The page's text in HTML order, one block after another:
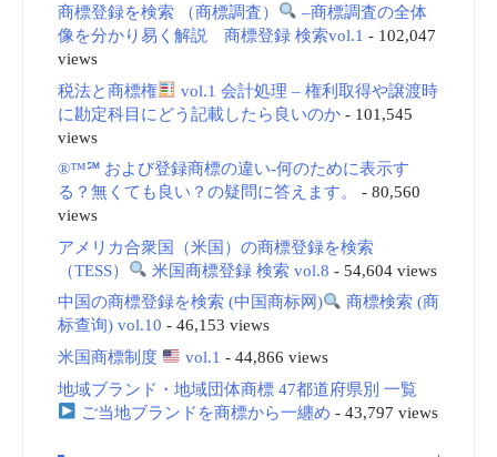
商標登録を検索 （商標調査）
–商標調査の全体
像を分かり易く解説 商標登録 検索vol.1 - 102,047
views
税法と商標権
vol.1 会計処理 – 権利取得や譲渡時
に勘定科目にどう記載したら良いのか- 101,545
views
®™℠ および登録商標の違い-何のために表示す
る？無くても良い？の疑問に答えます。
- 80,560
views
アメリカ合衆国（米国）の商標登録を検索
（TESS）
米国商標登録 検索 vol.8 - 54,604 views
中国の商標登録を検索 (中国商标网)
商標検索 (商
标查询) vol.10 - 46,153 views
米国商標制度
vol.1 - 44,866 views
地域ブランド・地域団体商標 47都道府県別 一覧
ご当地ブランドを商標から一纏め - 43,797 views